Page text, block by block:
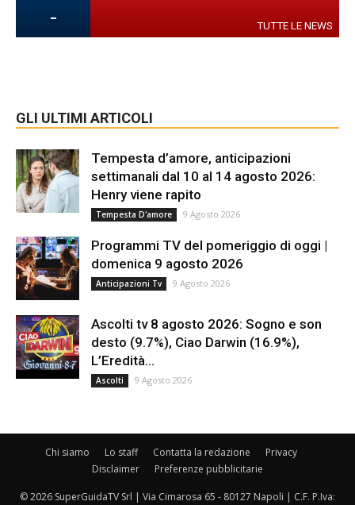
- TUTTE LE NEWS
GLI ULTIMI ARTICOLI
Tempesta d’amore, anticipazioni
settimanali dal 10 al 14 agosto 2026:
Henry viene rapito
Tempesta D'amore 9 Agosto 2026
Programmi TV del pomeriggio di oggi |
domenica 9 agosto 2026
Anticipazioni Tv 9 Agosto 2026
Ascolti tv 8 agosto 2026: Sogno e son
desto (9.7%), Ciao Darwin (16.9%),
L’Eredità...
Ascolti 9 Agosto 2026
Chi siamo Lo staff Contatta la redazione
Privacy
Disclaimer
Preferenze pubblicitarie
© 2026 SuperGuidaTV Srl | Via Cimarosa 65 - 80127 Napoli | C.F. P.Iva: